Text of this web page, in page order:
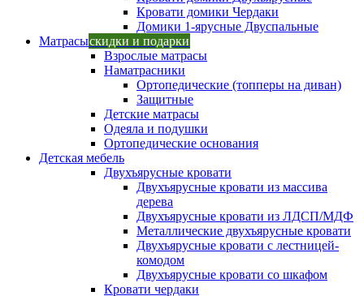
Кровати домики Чердаки
Домики 1-ярусные Двуспальные
Матрасыскидки и подарки
Взрослые матрасы
Наматрасники
Ортопедические (топперы на диван)
Защитные
Детские матрасы
Одеяла и подушки
Ортопедические основания
Детская мебель
Двухъярусные кровати
Двухъярусные кровати из массива
дерева
Двухъярусные кровати из ЛДСП/МДФ
Металлические двухъярусные кровати
Двухъярусные кровати с лестницей-
комодом
Двухъярусные кровати со шкафом
Кровати чердаки